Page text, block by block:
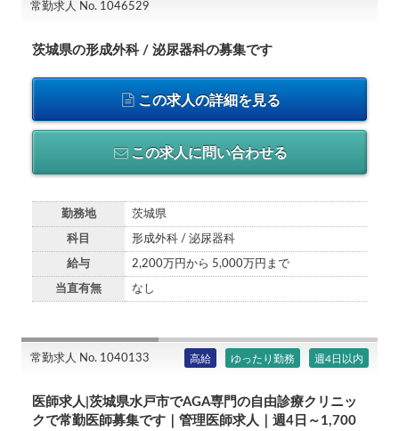
常勤求人 No. 1046529
茨城県の形成外科 / 泌尿器科の募集です
この求人の詳細を見る
この求人に問い合わせる
勤務地 茨城県
科目 形成外科 / 泌尿器科
給与 2,200万円から 5,000万円まで
当直有無 なし
常勤求人 No. 1040133 高給 ゆったり勤務 週4日以内
医師求人|茨城県水戸市でAGA専門の自由診療クリニッ
クで常勤医師募集です｜管理医師求人｜週4日～1,700